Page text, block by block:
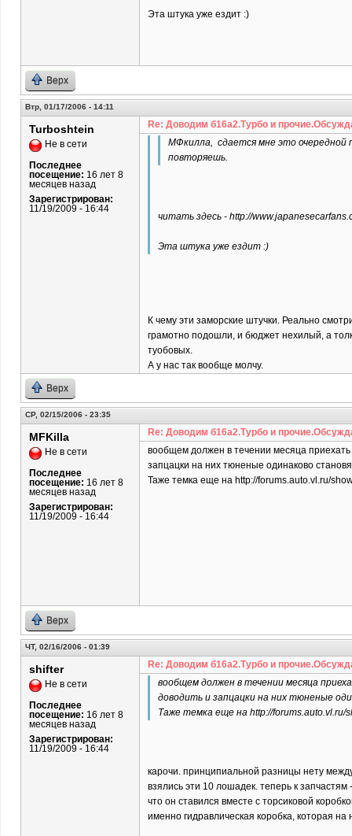
Эта штука уже ездит :)
Верх
Втр, 01/17/2006 - 14:11
Turboshtein
Не в сети
Последнее
посещение: 16 лет 8
месяцев назад
Зарегистрирован:
11/19/2009 - 16:44
Re: Доводим б16а2.Турбо и
МФкилла, сдается мне это очередной
повторяешь.
читать здесь - http://
Эта штука уже ездит :)
К чему эти заморские штучки. Реально
грамотно подошли, и бюджет нехилый, а
туобовых.
А у нас так вообще молчу.
Верх
СР, 02/15/2006 - 23:35
MFKilla
Не в сети
Последнее
посещение: 16 лет 8
месяцев назад
Зарегистрирован:
11/19/2009 - 16:44
Re: Доводим б16а2.Турбо и
вообщем должен в течении месяца
запцацки на них тюненые одинаково
Таже темка еще на http://forums.auto.vl.ru/
Верх
ЧТ, 02/16/2006 - 01:39
shifter
Не в сети
Последнее
посещение: 16 лет 8
месяцев назад
Зарегистрирован:
11/19/2009 - 16:44
Re: Доводим б16а2.Турбо и
вообщем должен в течении месяца
доводить и запцацки на них тюненые
Таже темка еще на http://forums.auto.vl.ru/
карочи. принципиальной разницы нету
взялись эти 10 лошадек. теперь к
что он ставился вместе с торсиковой
именно гидравлическая коробка, которая на